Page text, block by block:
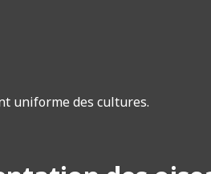
uniforme des cultures.